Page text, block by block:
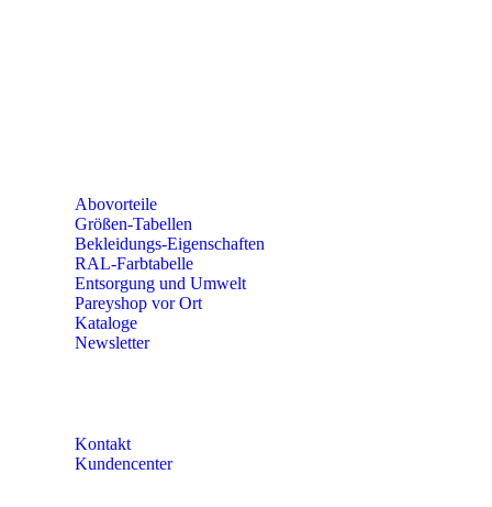
Abovorteile
Größen-Tabellen
Bekleidungs-Eigenschaften
RAL-Farbtabelle
Entsorgung und Umwelt
Pareyshop vor Ort
Kataloge
Newsletter
Kontakt
Kundencenter